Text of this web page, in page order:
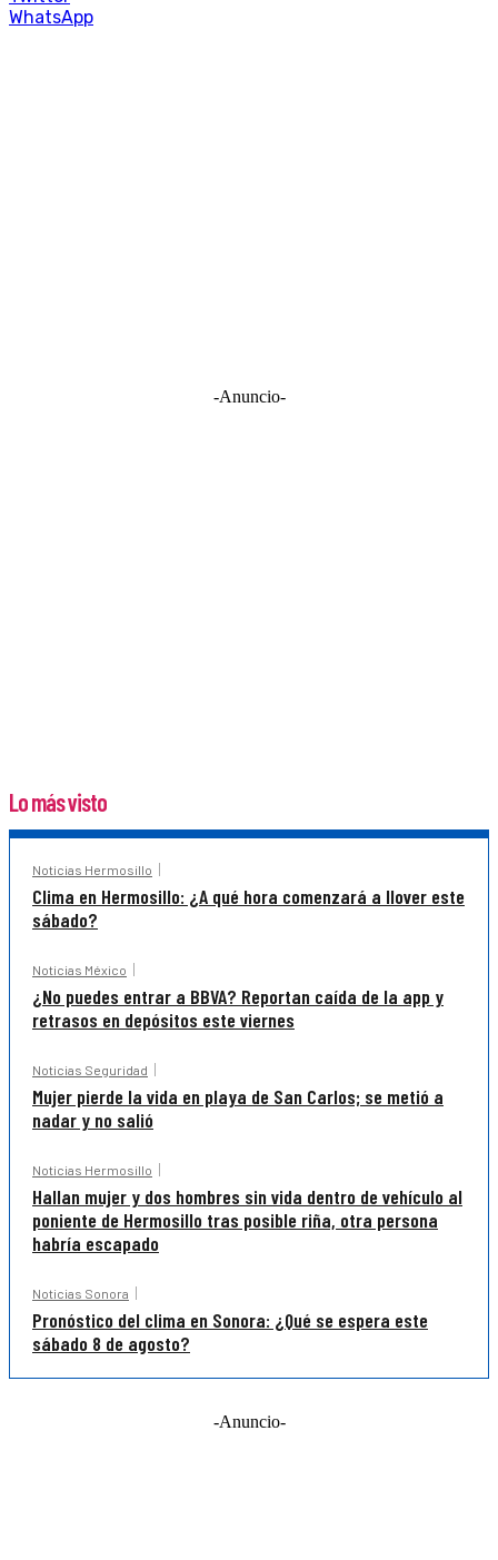
WhatsApp
-Anuncio-
Lo más visto
Noticias Hermosillo
Clima en Hermosillo: ¿A qué hora comenzará a llover este
sábado?
Noticias México
¿No puedes entrar a BBVA? Reportan caída de la app y
retrasos en depósitos este viernes
Noticias Seguridad
Mujer pierde la vida en playa de San Carlos; se metió a
nadar y no salió
Noticias Hermosillo
Hallan mujer y dos hombres sin vida dentro de vehículo al
poniente de Hermosillo tras posible riña, otra persona
habría escapado
Noticias Sonora
Pronóstico del clima en Sonora: ¿Qué se espera este
sábado 8 de agosto?
-Anuncio-